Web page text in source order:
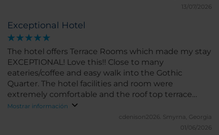
13/07/2026
Exceptional Hotel
The hotel offers Terrace Rooms which made my stay
EXCEPTIONAL! Love this!! Close to many
eateries/coffee and easy walk into the Gothic
Quarter. The hotel facilities and room were
extremely comfortable and the roof top terrace
provides a great view and comfortable place to
Mostrar información
cdenison2026. Smyrna, Georgia
01/06/2026